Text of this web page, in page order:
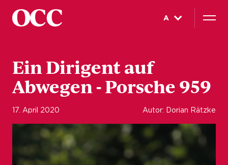
A
Ein Dirigent auf
Abwegen - Porsche 959
17. April 2020 Autor: Dorian Rätzke